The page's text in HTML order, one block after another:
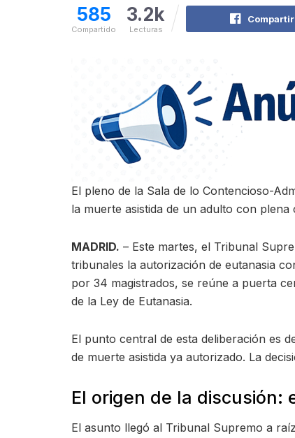
585
Compartido
3.2k
Lecturas
El pleno de la Sala de lo Contencioso-
la muerte asistida de un adulto con plena
MADRID. – Este martes, el Tribunal
tribunales la autorización de eutanasia
por 34 magistrados, se reúne a puerta
de la Ley de Eutanasia.
El punto central de esta deliberación es
de muerte asistida ya autorizado. La
El origen de la discusión:
El asunto llegó al Tribunal Supremo a